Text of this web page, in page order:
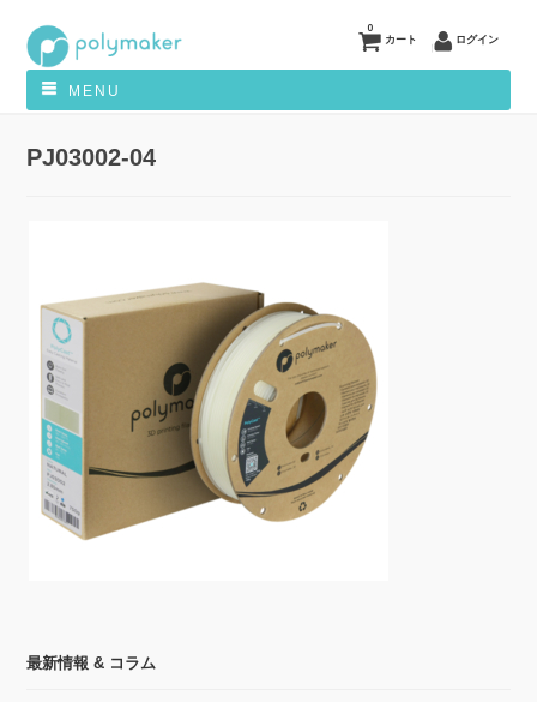
カート
0
ログイン
MENU
PJ03002-04
最新情報 & コラム